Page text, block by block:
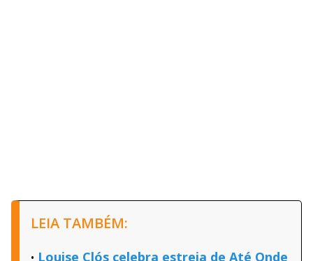
LEIA TAMBÉM:
Louise Clós celebra estreia de Até Onde